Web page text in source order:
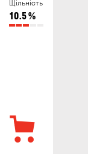
Щільність
10.5%